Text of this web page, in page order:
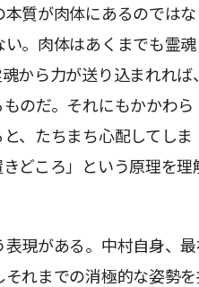
質が肉体にあるのではな
。肉体はあくまでも霊魂
から力が送り込まれれば、
のだ。それにもかかわら
、たちまち心配してしま
どころ」という原理を理
現がある。中村自身、
れまでの消極的な姿勢